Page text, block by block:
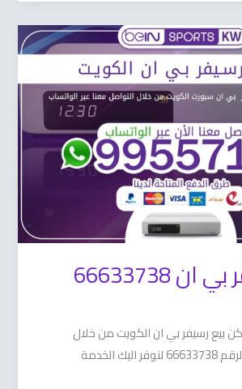
سعر رسيفر بي ان 66633738
رسيفر بي ان الكويت من خلال
التواصل معنا عبر الرقم 66633738 لنوفر اليك الخدمة